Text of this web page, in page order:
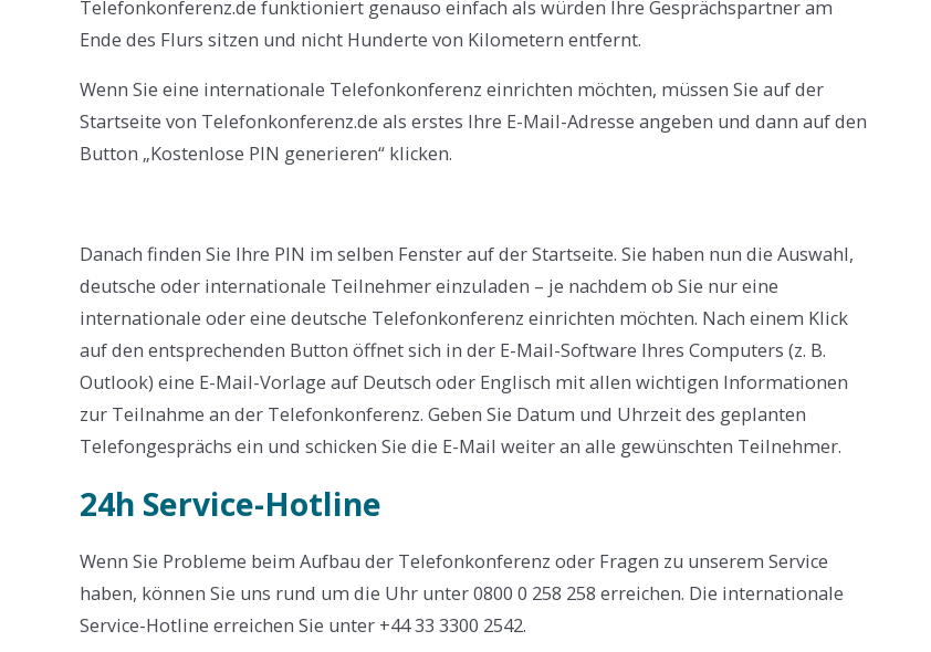
Telefonkonferenz.de funktioniert genauso einfach als würden Ihre Gesprächspartner am
Ende des Flurs sitzen und nicht Hunderte von Kilometern entfernt.
Wenn Sie eine internationale Telefonkonferenz einrichten möchten, müssen Sie auf der
Startseite von Telefonkonferenz.de als erstes Ihre E-Mail-Adresse angeben und dann auf den
Button „Kostenlose PIN generieren“ klicken.
Danach finden Sie Ihre PIN im selben Fenster auf der Startseite. Sie haben nun die Auswahl,
deutsche oder internationale Teilnehmer einzuladen – je nachdem ob Sie nur eine
internationale oder eine deutsche Telefonkonferenz einrichten möchten. Nach einem Klick
auf den entsprechenden Button öffnet sich in der E-Mail-Software Ihres Computers (z. B.
Outlook) eine E-Mail-Vorlage auf Deutsch oder Englisch mit allen wichtigen Informationen
zur Teilnahme an der Telefonkonferenz. Geben Sie Datum und Uhrzeit des geplanten
Telefongesprächs ein und schicken Sie die E-Mail weiter an alle gewünschten Teilnehmer.
24h Service-Hotline
Wenn Sie Probleme beim Aufbau der Telefonkonferenz oder Fragen zu unserem Service
haben, können Sie uns rund um die Uhr unter 0800 0 258 258 erreichen. Die internationale
Service-Hotline erreichen Sie unter +44 33 3300 2542.